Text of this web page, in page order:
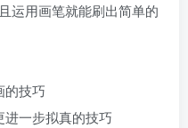
运用画笔就能刷出简单的
的技巧
一步拟真的技巧